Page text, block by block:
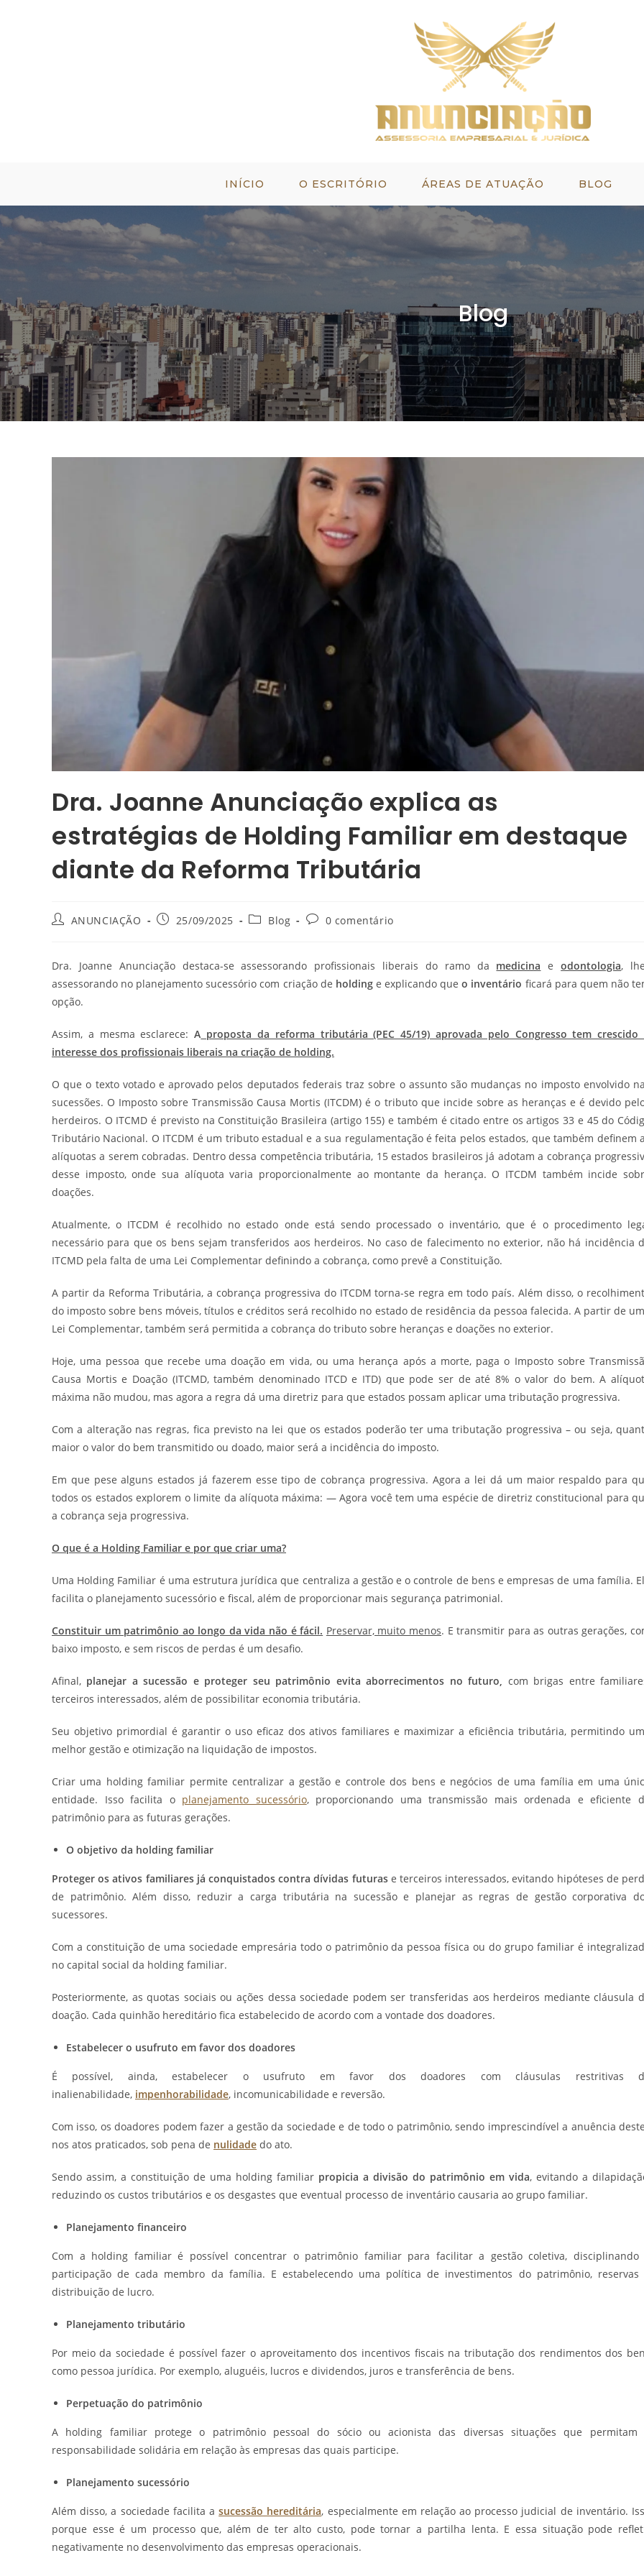
INÍCIO O ESCRITÓRIO ÁREAS DE ATUAÇÃO BLOG
Blog
Dra. Joanne Anunciação explica as
estratégias de Holding Familiar em destaque
diante da Reforma Tributária
ANUNCIAÇÃO 25/09/2025 Blog 0 comentário
Dra. Joanne Anunciação destaca-se assessorando profissionais liberais do ramo da medicina eodontologia,
assessorando no planejamento sucessório com criação de holdinge explicando queo inventário ficará para quem não
opção.
Assim, a mesma esclarece:A proposta da reforma tributária (PEC 45/19) aprovada pelo Congresso tem crescido
interesse dos profissionais liberais na criação de holding.
O que o texto votado e aprovado pelos deputados federais traz sobre o assunto são mudanças no imposto envolvido
sucessões. O Imposto sobre Transmissão Causa Mortis (ITCDM) é o tributo que incide sobre as heranças e é devido
herdeiros. O ITCMD é previsto na Constituição Brasileira (artigo 155) e também é citado entre os artigos 33 e 45 do
Tributário Nacional. O ITCDM é um tributo estadual e a sua regulamentação é feita pelos estados, que também definem
alíquotas a serem cobradas. Dentro dessa competência tributária, 15 estados brasileiros já adotam a cobrança
desse imposto, onde sua alíquota varia proporcionalmente ao montante da herança. O ITCDM também incide
doações.
Atualmente, o ITCDM é recolhido no estado onde está sendo processado o inventário, que é o procedimento
necessário para que os bens sejam transferidos aos herdeiros. No caso de falecimento no exterior, não há incidência
ITCMD pela falta de uma Lei Complementar definindo a cobrança, como prevê a Constituição.
A partir da Reforma Tributária, a cobrança progressiva do ITCDM torna-se regra em todo país. Além disso, o
do imposto sobre bens móveis, títulos e créditos será recolhido no estado de residência da pessoa falecida. A partir de
Lei Complementar, também será permitida a cobrança do tributo sobre heranças e doações no exterior.
Hoje, uma pessoa que recebe uma doação em vida, ou uma herança após a morte, paga o Imposto sobre
Causa Mortis e Doação (ITCMD, também denominado ITCD e ITD) que pode ser de até 8% o valor do bem. A
máxima não mudou, mas agora a regra dá uma diretriz para que estados possam aplicar uma tributação progressiva.
Com a alteração nas regras, fica previsto na lei que os estados poderão ter uma tributação progressiva – ou seja,
maior o valor do bem transmitido ou doado, maior será a incidência do imposto.
Em que pese alguns estados já fazerem esse tipo de cobrança progressiva. Agora a lei dá um maior respaldo para
todos os estados explorem o limite da alíquota máxima: — Agora você tem uma espécie de diretriz constitucional para
a cobrança seja progressiva.
O que é a Holding Familiar e por que criar uma?
Uma Holding Familiar é uma estrutura jurídica que centraliza a gestão e o controle de bens e empresas de uma família.
facilita o planejamento sucessório e fiscal, além de proporcionar mais segurança patrimonial.
Constituir um patrimônio ao longo da vida não é fácil. Preservar, muito menos. E transmitir para as outras gerações,
baixo imposto, e sem riscos de perdas é um desafio.
Afinal, planejar a sucessão e proteger seu patrimônio evita aborrecimentos no futuro, com brigas entre
terceiros interessados, além de possibilitar economia tributária.
Seu objetivo primordial é garantir o uso eficaz dos ativos familiares e maximizar a eficiência tributária, permitindo
melhor gestão e otimização na liquidação de impostos.
Criar uma holding familiar permite centralizar a gestão e controle dos bens e negócios de uma família em uma
entidade. Isso facilita o planejamento sucessório, proporcionando uma transmissão mais ordenada e eficiente
patrimônio para as futuras gerações.
O objetivo da holding familiar
Proteger os ativos familiares já conquistados contra dívidas futurase terceiros interessados, evitando hipóteses de
de patrimônio. Além disso, reduzir a carga tributária na sucessão e planejar as regras de gestão corporativa
sucessores.
Com a constituição de uma sociedade empresária todo o patrimônio da pessoa física ou do grupo familiar é
no capital social da holding familiar.
Posteriormente, as quotas sociais ou ações dessa sociedade podem ser transferidas aos herdeiros mediante cláusula
doação. Cada quinhão hereditário fica estabelecido de acordo com a vontade dos doadores.
Estabelecer o usufruto em favor dos doadores
É possível, ainda, estabelecer o usufruto em favor dos doadores com cláusulas restritivas
inalienabilidade, impenhorabilidade, incomunicabilidade e reversão.
Com isso, os doadores podem fazer a gestão da sociedade e de todo o patrimônio, sendo imprescindível a anuência
nos atos praticados, sob pena de nulidade do ato.
Sendo assim, a constituição de uma holding familiar propicia a divisão do patrimônio em vida, evitando a
reduzindo os custos tributários e os desgastes que eventual processo de inventário causaria ao grupo familiar.
Planejamento financeiro
Com a holding familiar é possível concentrar o patrimônio familiar para facilitar a gestão coletiva, disciplinando
participação de cada membro da família. E estabelecendo uma política de investimentos do patrimônio, reservas
distribuição de lucro.
Planejamento tributário
Por meio da sociedade é possível fazer o aproveitamento dos incentivos fiscais na tributação dos rendimentos dos
como pessoa jurídica. Por exemplo, aluguéis, lucros e dividendos, juros e transferência de bens.
Perpetuação do patrimônio
A holding familiar protege o patrimônio pessoal do sócio ou acionista das diversas situações que permitam
responsabilidade solidária em relação às empresas das quais participe.
Planejamento sucessório
Além disso, a sociedade facilita asucessão hereditária, especialmente em relação ao processo judicial de inventário.
porque esse é um processo que, além de ter alto custo, pode tornar a partilha lenta. E essa situação pode
negativamente no desenvolvimento das empresas operacionais.